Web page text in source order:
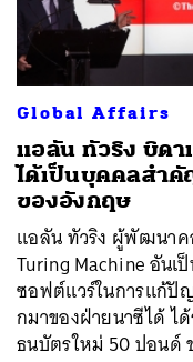
Global Affairs
แอลัน ทัวริง บิด
ได้เป็นบุคคลสำ
ของอังกฤษ
แอลัน ทัวริง ผู้พัฒนาค
Turing Machine อัน
ซอฟต์แวร์ในการแก้ปั
กมาของฝ่ายนาซีได้
ธนบัตรใหม่ 50 ปอนด์